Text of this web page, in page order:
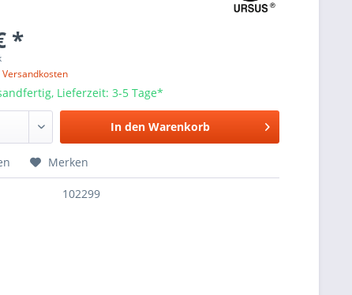
*
Versandkosten
Lieferzeit: 3-5 Tage*
In den Warenkorb
Merken
102299